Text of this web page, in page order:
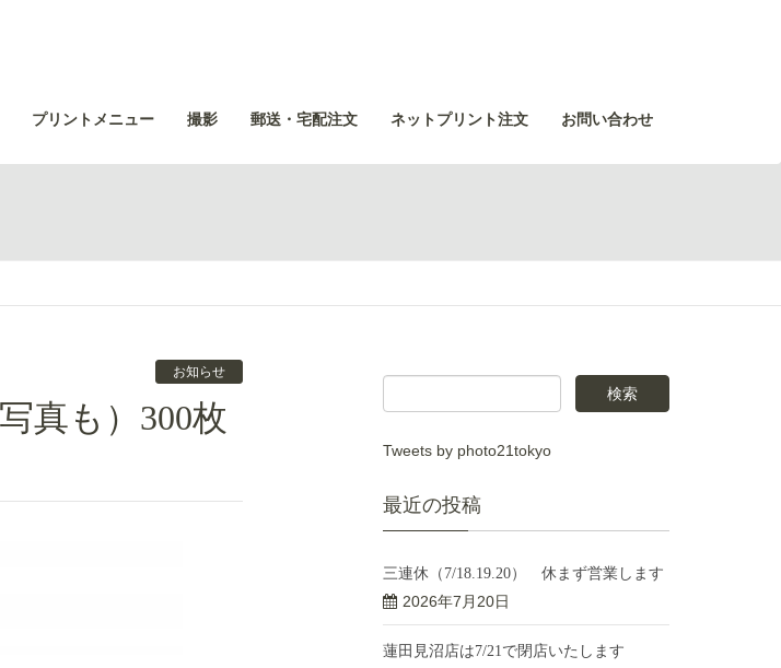
プリントメニュー 撮影 郵送・宅配注文 ネットプリント注文 お問い合わせ
お知らせ
Tweets by photo21tokyo
最近の投稿
三連休（7/18.19.20） 休まず営業します
2026年7月20日
蓮田見沼店は7/21で閉店いたします